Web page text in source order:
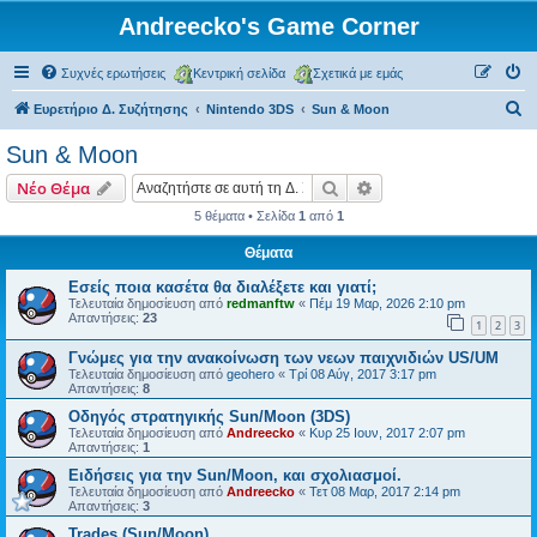
Andreecko's Game Corner
Συχνές ερωτήσεις Κεντρική σελίδα Σχετικά με εμάς
Ευρετήριο Δ. Συζήτησης Nintendo 3DS Sun & Moon
η
Sun & Moon
Νέο Θέμα Αναζήτηση
5 θέματα • Σελίδα 1 από 1
Θέματα
Εσείς ποια κασέτα θα διαλέξετε και γιατί;
Τελευταία δημοσίευση από redmanftw « Πέμ 19 Μαρ, 2026 2:10 pm
Απαντήσεις: 23 1 2 3
Γνώμες για την ανακοίνωση των νεων παιχνιδιών US/UM
Τελευταία δημοσίευση από geohero « Τρί 08 Αύγ, 2017 3:17 pm
Απαντήσεις: 8
Οδηγός στρατηγικής Sun/Moon (3DS)
Τελευταία δημοσίευση από Andreecko « Κυρ 25 Ιουν, 2017 2:07 pm
Απαντήσεις: 1
Ειδήσεις για την Sun/Moon, και σχολιασμοί.
Τελευταία δημοσίευση από Andreecko « Τετ 08 Μαρ, 2017 2:14 pm
Απαντήσεις: 3